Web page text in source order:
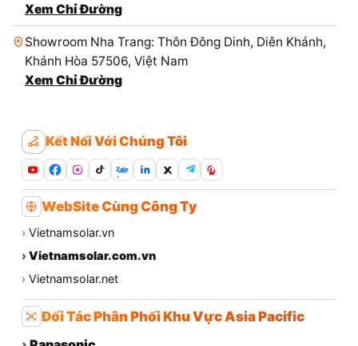
Xem Chỉ Đường
Showroom Nha Trang: Thôn Đông Dinh, Diên Khánh,
Khánh Hòa 57506, Việt Nam
Xem Chỉ Đường
Kết Nối Với Chúng Tôi
Zalo
WebSite Cùng Công Ty
› Vietnamsolar.vn
› Vietnamsolar.com.vn
› Vietnamsolar.net
Đối Tác Phân Phối Khu Vực Asia Pacific